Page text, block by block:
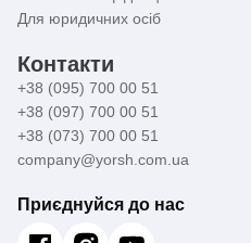
Для юридичних осіб
Контакти
+38 (095) 700 00 51
+38 (097) 700 00 51
+38 (073) 700 00 51
company@yorsh.com.ua
Приєднуйся до нас